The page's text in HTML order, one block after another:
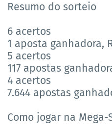
Resumo do sorteio
6 acertos
1 aposta ganhadora,
5 acertos
117 apostas
4 acertos
7.644 apostas
Como jogar na Mega-